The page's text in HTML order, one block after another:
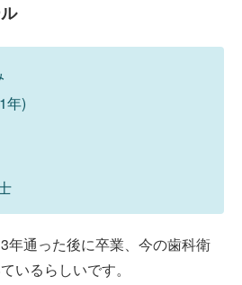
年)
年通った後に卒業、今の歯科衛
いるらしいです。